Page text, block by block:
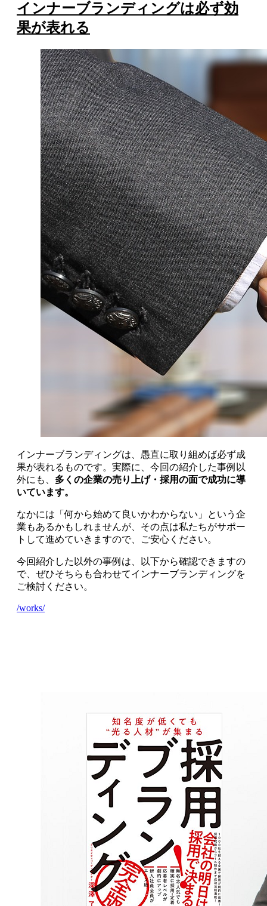
インナーブランディングは必ず効
果が表れる
インナーブランディングは、愚直に取り組めば必ず成
果が表れるものです。実際に、今回の紹介した事例以
外にも、 多くの企業の売り上げ・採用の面で成功に導
いています。
なかには「何から始めて良いかわからない」という企
業もあるかもしれませんが、その点は私たちがサポー
トして進めていきますので、ご安心ください。
今回紹介した以外の事例は、以下から確認できますの
で、ぜひそちらも合わせてインナーブランディングを
ご検討ください。
/works/